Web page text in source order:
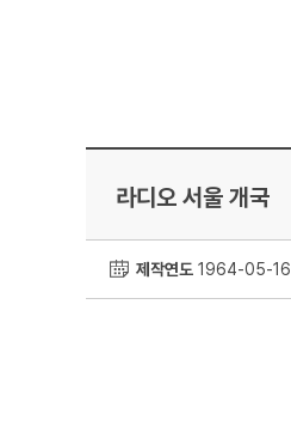
라디오 서울 개국
제작연도 1964-05-16